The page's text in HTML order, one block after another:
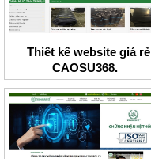
Thiết kế website giá rẻ
CAOSU368.